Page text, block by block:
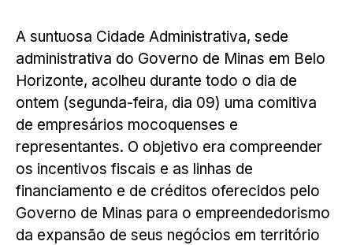
A suntuosa Cidade Administrativa, sede
administrativa do Governo de Minas em Belo
Horizonte, acolheu durante todo o dia de
ontem (segunda-feira, dia 09) uma comitiva
de empresários mocoquenses e
representantes. O objetivo era compreender
os incentivos fiscais e as linhas de
financiamento e de créditos oferecidos pelo
Governo de Minas para o empreendedorismo
da expansão de seus negócios em território